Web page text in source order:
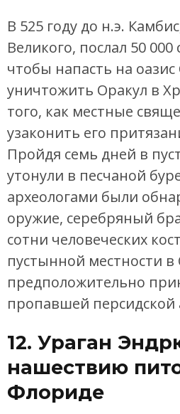
В 525 году до н.э.
Великого, послал 50
чтобы напасть на оазис
уничтожить Оракул в
того, как местные
узаконить его
Пройдя семь дней в
утонули в песчаной
археологами были
оружие, серебряный
сотни человеческих
пустынной местности в
предположительно
пропавшей персидской
12. Ураган
нашествию
Флориде